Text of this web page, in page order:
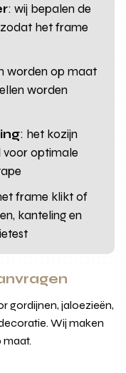
: wij bepalen de
het frame
worden op maat
worden
: het kozijn
voor optimale
frame klikt of
kanteling en
gordijnen, jaloezieën,
Wij maken
maat.